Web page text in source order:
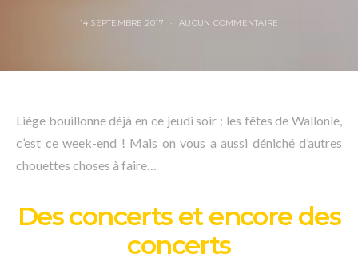
14 SEPTEMBRE 2017 AUCUN COMMENTAIRE
Liège bouillonne déjà en ce jeudi soir : les fêtes de Wallonie,
c’est ce week-end ! Mais on vous a aussi déniché d’autres
chouettes choses à faire…
Des concerts et encore des
concerts